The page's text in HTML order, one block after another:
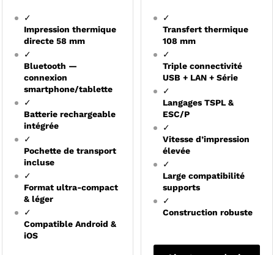
✓
Impression thermique
directe 58 mm
✓
Bluetooth —
connexion
smartphone/tablette
✓
Batterie rechargeable
intégrée
✓
Pochette de transport
incluse
✓
Format ultra-compact
& léger
✓
Compatible Android &
iOS
✓
Transfert thermique
108 mm
✓
Triple connectivité
USB + LAN + Série
✓
Langages TSPL &
ESC/P
✓
Vitesse d’impression
élevée
✓
Large compatibilité
supports
✓
Construction robuste